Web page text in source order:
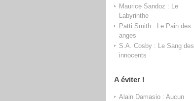
Maurice Sandoz : Le
Labyrinthe
Patti Smith : Le Pain des
anges
S.A. Cosby : Le Sang des
innocents
A éviter !
Alain Damasio : Aucun